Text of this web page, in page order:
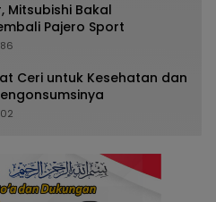
Mitsubishi Bakal
Pajero Sport
Ceri untuk Kesehatan dan